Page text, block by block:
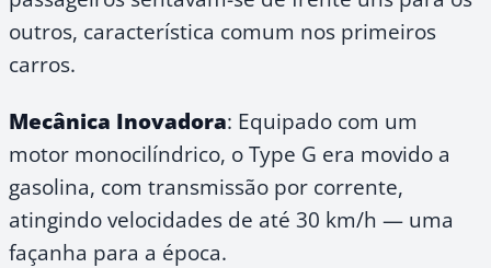
outros, característica comum nos primeiros
carros.
Mecânica Inovadora: Equipado com um
motor monocilíndrico, o Type G era movido a
gasolina, com transmissão por corrente,
atingindo velocidades de até 30 km/h — uma
façanha para a época.